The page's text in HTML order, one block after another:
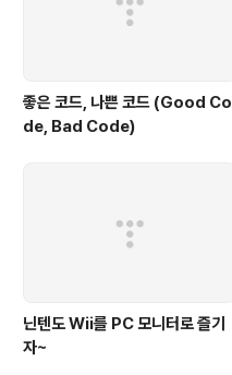
좋은 코드, 나쁜 코드 (Good Co
de, Bad Code)
닌텐도 Wii를 PC 모니터로 즐기
자~